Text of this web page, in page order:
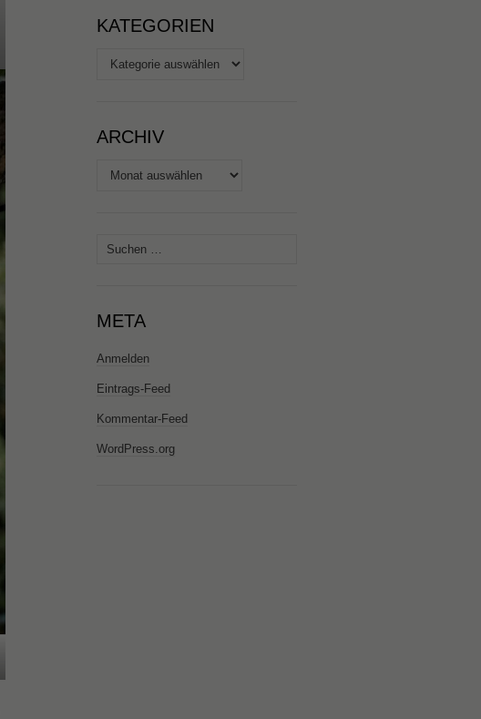
KATEGORIEN
Kategorien
ARCHIV
Archiv
Suchen
META
Anmelden
Eintrags-Feed
Kommentar-Feed
WordPress.org